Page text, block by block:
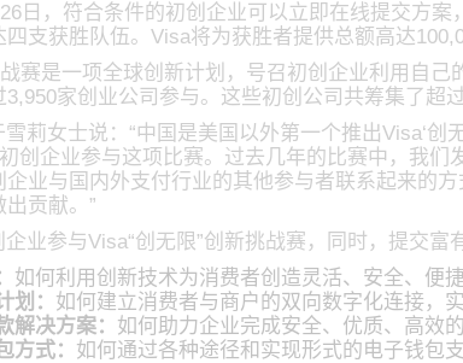
日，符合条件的初创企业可以立即在线提交方
支获胜队伍。Visa将为获胜者提供总额高达
赛是一项全球创新计划，号召初创企业利用自
家创业公司参与。这些初创公司共筹集了超
莉女士说：“中国是美国以外第一个推出Visa‘
创企业参与这项比赛。过去几年的比赛中，我
业与国内外支付行业的其他参与者联系起来的
贡献。”
业参与Visa“创无限”创新挑战赛，同时，提交富
如何利用创新技术为消费者创造灵活、安全、便
划： 如何建立消费者与商户的双向数字化连接，
解决方案： 如何助力企业完成安全、优质、高效
方式： 如何通过各种途径和实现形式的电子钱包